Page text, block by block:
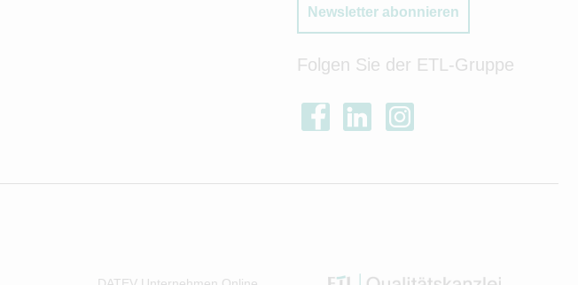
Newsletter abonnieren
Folgen Sie der ETL-Gruppe